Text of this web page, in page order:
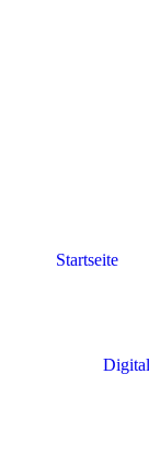
Startseite